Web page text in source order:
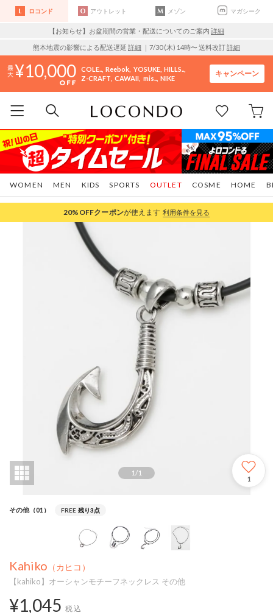
ロコンド アウトレット メゾン マガシーク
【お知らせ】お盆期間の営業・配送についてのご案内 詳細
熊本地震の影響による配送遅延 詳細 ｜7/30 (木) 14時〜 送料改訂詳細
10,000 COLE.. Reebok YOSUKE HILLS..
Z-CRAFT CAWAII mis.. NIKE
キャンペーン
WOMEN MEN KIDS SPORTS COSME HOME
OUTLET
20%OFFクーポンが使えます 利用条件を見る
1/1
1
その他（01） FREE 残り3点
Kahiko （カヒコ）
【kahiko】オーシャンモチーフネックレス その他
¥1,045 税込